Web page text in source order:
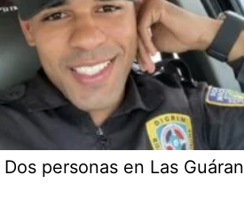
personas en Las